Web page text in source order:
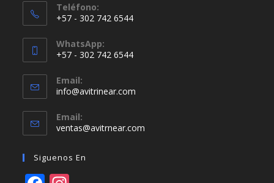
Teléfono:
+57 - 302 742 6544
WhatsApp:
+57 - 302 742 6544
Email:
info@avitrinear.com
Email:
ventas@avitrnear.com
Siguenos En